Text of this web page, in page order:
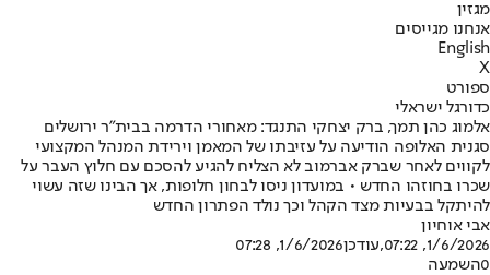
מגזין
אנחנו מגייסים
English
X
ספורט
כדורגל ישראלי
אלמוג כהן תמך, ברק יצחקי התנגד: מאחורי הדרמה בבית"ר ירושלים
סגנית האלופה הודיעה על עזיבתו של המאמן וירידת המנהל המקצועי
לקווים לאחר שברק אברמוב לא הצליח להגיע להסכם עם חלוץ העבר על
שכרו בחוזהו החדש • במועדון ניסו לבחון חלופות, אך הבינו שזה עשוי
להיתקל בבעיות מצד הקהל וכך נולד הפתרון החדש
אבי אוחיון
1/6/2026, 07:22
,עודכן1/6/2026, 07:28
0השמעה